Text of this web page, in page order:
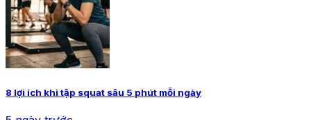
8 lợi ích khi tập squat sâu 5 phút mỗi ngày